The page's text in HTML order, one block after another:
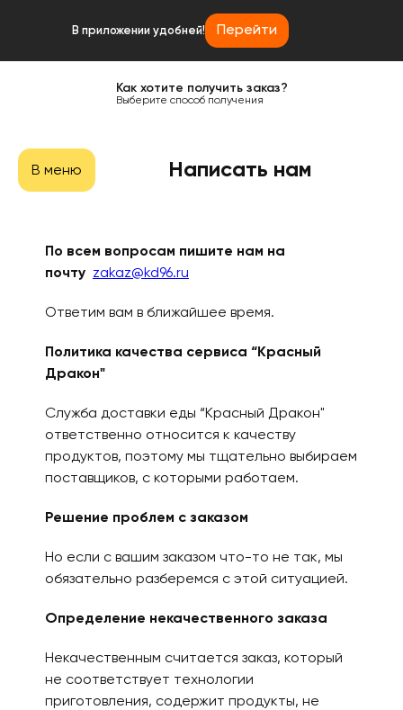
В приложении удобней! Перейти
Как хотите получить заказ?
Выберите способ получения
В меню Написать нам
По всем вопросам пишите нам на
почту zakaz@kd96.ru
Ответим вам в ближайшее время.
Политика качества сервиса “Красный
Дракон"
Служба доставки еды “Красный Дракон"
ответственно относится к качеству
продуктов, поэтому мы тщательно выбираем
поставщиков, с которыми работаем.
Решение проблем с заказом
Но если с вашим заказом что-то не так, мы
обязательно разберемся с этой ситуацией.
Определение некачественного заказа
Некачественным считается заказ, который
не соответствует технологии
приготовления, содержит продукты, не